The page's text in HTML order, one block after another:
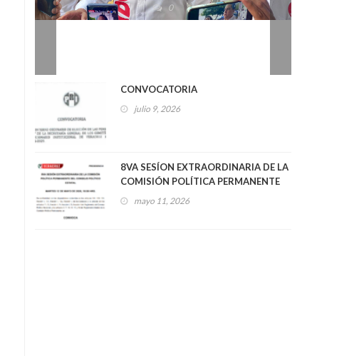
2026
0
CONVOCATORIA
julio 9, 2026
8VA SESÍON EXTRAORDINARIA DE LA
COMISIÓN POLÍTICA PERMANENTE
DEL CONSEJO POLÍTICO ESTATAL
mayo 11, 2026